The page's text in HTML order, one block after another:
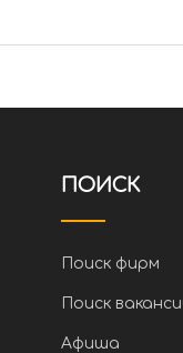
ПОИСК
Поиск фирм
Поиск
Афиша